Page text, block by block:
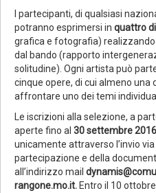
I partecipanti, di qualsiasi
potranno esprimersi in quattro
grafica e fotografia)
dal bando (rapporto
solitudine). Ogni artista può
cinque opere, di cui almeno
affrontare uno dei temi
Le iscrizioni alla selezione, a
aperte fino al 30 settembre 2016
unicamente attraverso l’invio
partecipazione e della
all’indirizzo mail
rangone.mo.it. Entro il 10